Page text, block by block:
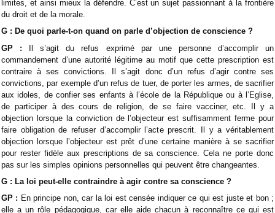
limites, et ainsi mieux la défendre. C’est un sujet passionnant à la frontière
du droit et de la morale.
G : De quoi parle-t-on quand on parle d’objection de conscience ?
GP : Il s’agit du refus exprimé par une personne d’accomplir un
commandement d’une autorité légitime au motif que cette prescription est
contraire à ses convictions. Il s’agit donc d’un refus d’agir contre ses
convictions, par exemple d’un refus de tuer, de porter les armes, de sacrifier
aux idoles, de confier ses enfants à l’école de la République ou à l’Eglise,
de participer à des cours de religion, de se faire vacciner, etc. Il y a
objection lorsque la conviction de l’objecteur est suffisamment ferme pour
faire obligation de refuser d’accomplir l’acte prescrit. Il y a véritablement
objection lorsque l’objecteur est prêt d’une certaine manière à se sacrifier
pour rester fidèle aux prescriptions de sa conscience. Cela ne porte donc
pas sur les simples opinions personnelles qui peuvent être changeantes.
G : La loi peut-elle contraindre à agir contre sa conscience ?
GP : En principe non, car la loi est censée indiquer ce qui est juste et bon ;
elle a un rôle pédagogique, car elle aide chacun à reconnaître ce qui est